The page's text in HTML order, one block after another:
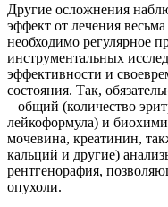
Другие осложнения
эффект от лечения
необходимо регулярное
инструментальных
эффективности и
состояния. Так,
– общий (количество
лейкоформула) и
мочевина, креатинин,
кальций и другие)
рентгенорафия,
опухоли.